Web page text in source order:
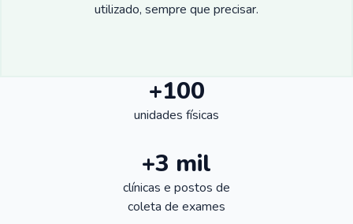
utilizado, sempre que precisar.
+100
unidades físicas
+3 mil
clínicas e postos de
coleta de exames